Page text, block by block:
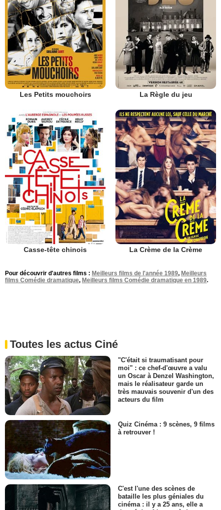
Les Petits mouchoirs La Règle du jeu
Casse-tête chinois La Crème de la Crème
Pour découvrir d'autres films : Meilleurs films de l'année 1989, Meilleurs
films Comédie dramatique, Meilleurs films Comédie dramatique en 1989.
Toutes les actus Ciné
"C'était si traumatisant pour
moi" : ce chef-d'œuvre a valu
un Oscar à Denzel Washington,
mais le réalisateur garde un
très mauvais souvenir d'un des
acteurs du film
Quiz Cinéma : 9 scènes, 9 films
à retrouver !
C'est l'une des scènes de
bataille les plus géniales du
cinéma : il y a 25 ans, elle a